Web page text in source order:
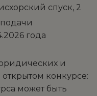
спуск, 2
года
и
конкурсе:
может быть